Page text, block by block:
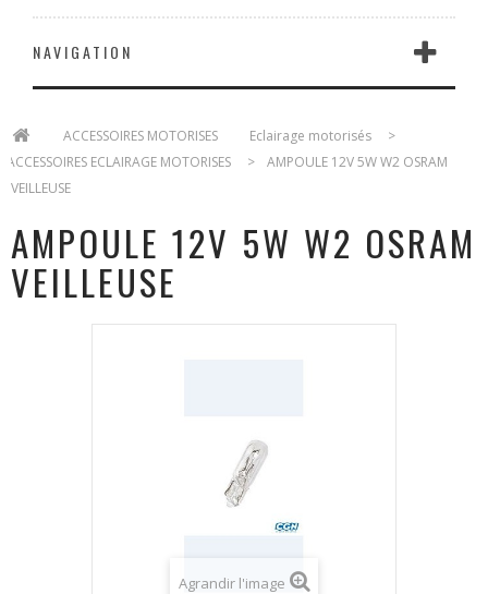
NAVIGATION
ACCESSOIRES MOTORISES Eclairage motorisés
>
ACCESSOIRES ECLAIRAGE MOTORISES
>
AMPOULE 12V 5W W2 OSRAM
VEILLEUSE
AMPOULE 12V 5W W2 OSRAM
VEILLEUSE
Agrandir l'image